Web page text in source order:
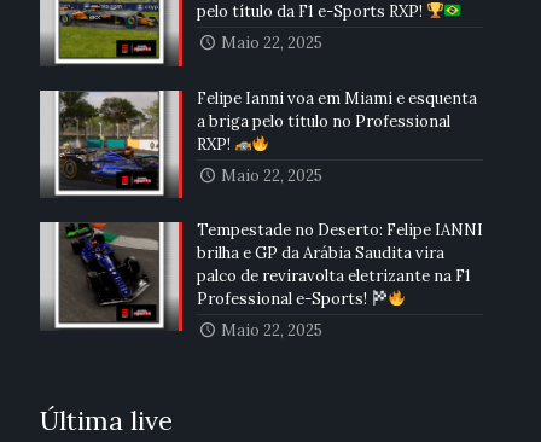
pelo título da F1 e-Sports RXP!
Maio 22, 2025
Felipe Ianni voa em Miami e esquenta
a briga pelo título no Professional
RXP!
Maio 22, 2025
Tempestade no Deserto: Felipe IANNI
brilha e GP da Arábia Saudita vira
palco de reviravolta eletrizante na F1
Professional e-Sports!
Maio 22, 2025
Última live